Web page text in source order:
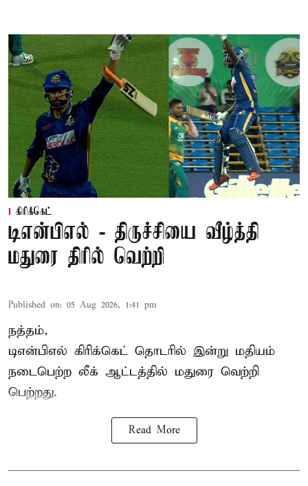
கிரிக்கெட்
டிஎன்பிஎல் - திருச்சியை வீழ்த்தி
மதுரை திரில் வெற்றி
Published on: 05 Aug 2026, 1:41 pm
நத்தம்,
டிஎன்பிஎல் கிரிக்கெட் தொடரில் இன்று மதியம்
நடைபெற்ற லீக் ஆட்டத்தில் மதுரை வெற்றி
பெற்றது.
Read More